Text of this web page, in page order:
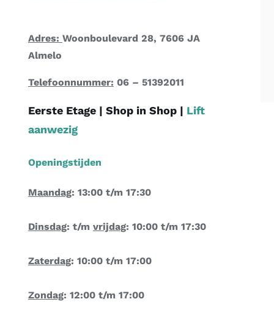
Adres: Woonboulevard 28, 7606 JA
Almelo
Telefoonnummer: 06 – 51392011
Eerste Etage | Shop in Shop | Lift
aanwezig
Openingstijden
Maandag: 13:00 t/m 17:30
Dinsdag: t/m vrijdag: 10:00 t/m 17:30
Zaterdag: 10:00 t/m 17:00
Zondag: 12:00 t/m 17:00